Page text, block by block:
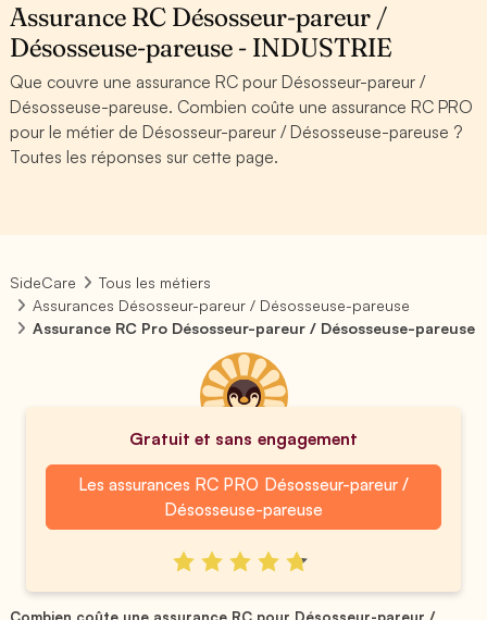
Assurance RC Désosseur-pareur /
Désosseuse-pareuse - INDUSTRIE
Que couvre une assurance RC pour Désosseur-pareur /
Désosseuse-pareuse. Combien coûte une assurance RC PRO
pour le métier de Désosseur-pareur / Désosseuse-pareuse ?
Toutes les réponses sur cette page.
SideCare
Tous les métiers
Assurances Désosseur-pareur / Désosseuse-pareuse
Assurance RC Pro Désosseur-pareur / Désosseuse-pareuse
Gratuit et sans engagement
Les assurances RC PRO Désosseur-pareur /
Désosseuse-pareuse